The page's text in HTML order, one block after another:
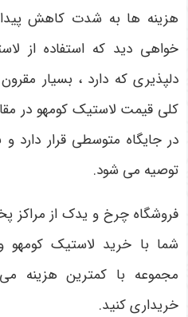
هزینه ها به شدت کاهش
خواهی دید که استفاده از
دلپذیری که دارد ، بسیار
کلی قیمت لاستیک کومهو در
در جایگاه متوسطی قرار دارد
توصیه می شود.
فروشگاه چرخ و یدک از
شما با خرید لاستیک کومهو
مجموعه با کمترین هزینه
خریداری کنید.